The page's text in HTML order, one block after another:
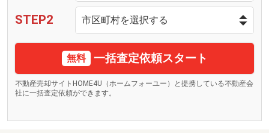
STEP2
無料 一括査定依頼スタート
不動産売却サイトHOME4U（ホームフォーユー）と提携している不動産会
社に一括査定依頼ができます。